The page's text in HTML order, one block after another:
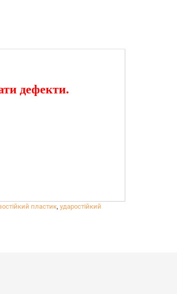
дефекти.
виникати
пластик, ударостійкий